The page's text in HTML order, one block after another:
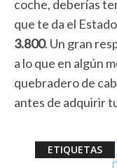
coche, deberías
que te da el
3.800. Un gran
a lo que en algún
quebradero de
antes de adquirir
ETIQUETAS